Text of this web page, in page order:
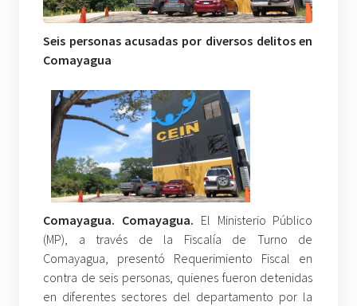
Seis personas acusadas por diversos delitos en
Comayagua
Comayagua. Comayagua. El Ministerio Público
(MP), a través de la Fiscalía de Turno de
Comayagua, presentó Requerimiento Fiscal en
contra de seis personas, quienes fueron detenidas
en diferentes sectores del departamento por la